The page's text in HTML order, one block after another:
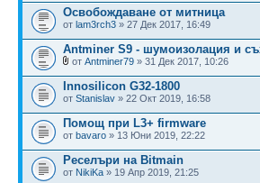
Освобождаване от митница
от lam3rch3 » 27 Дек 2017, 16:49
Antminer S9 - шумоизолация и
от Antminer79 » 31 Дек 2017, 10:26
Innosilicon G32-1800
от Stanislav » 22 Окт 2019, 16:58
Помощ при L3+ firmware
от bavaro » 13 Юни 2019, 22:22
Реселъри на Bitmain
от NikiKa » 19 Апр 2019, 21:25